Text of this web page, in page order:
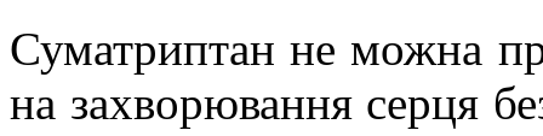
Суматриптан не можна
на захворювання серця